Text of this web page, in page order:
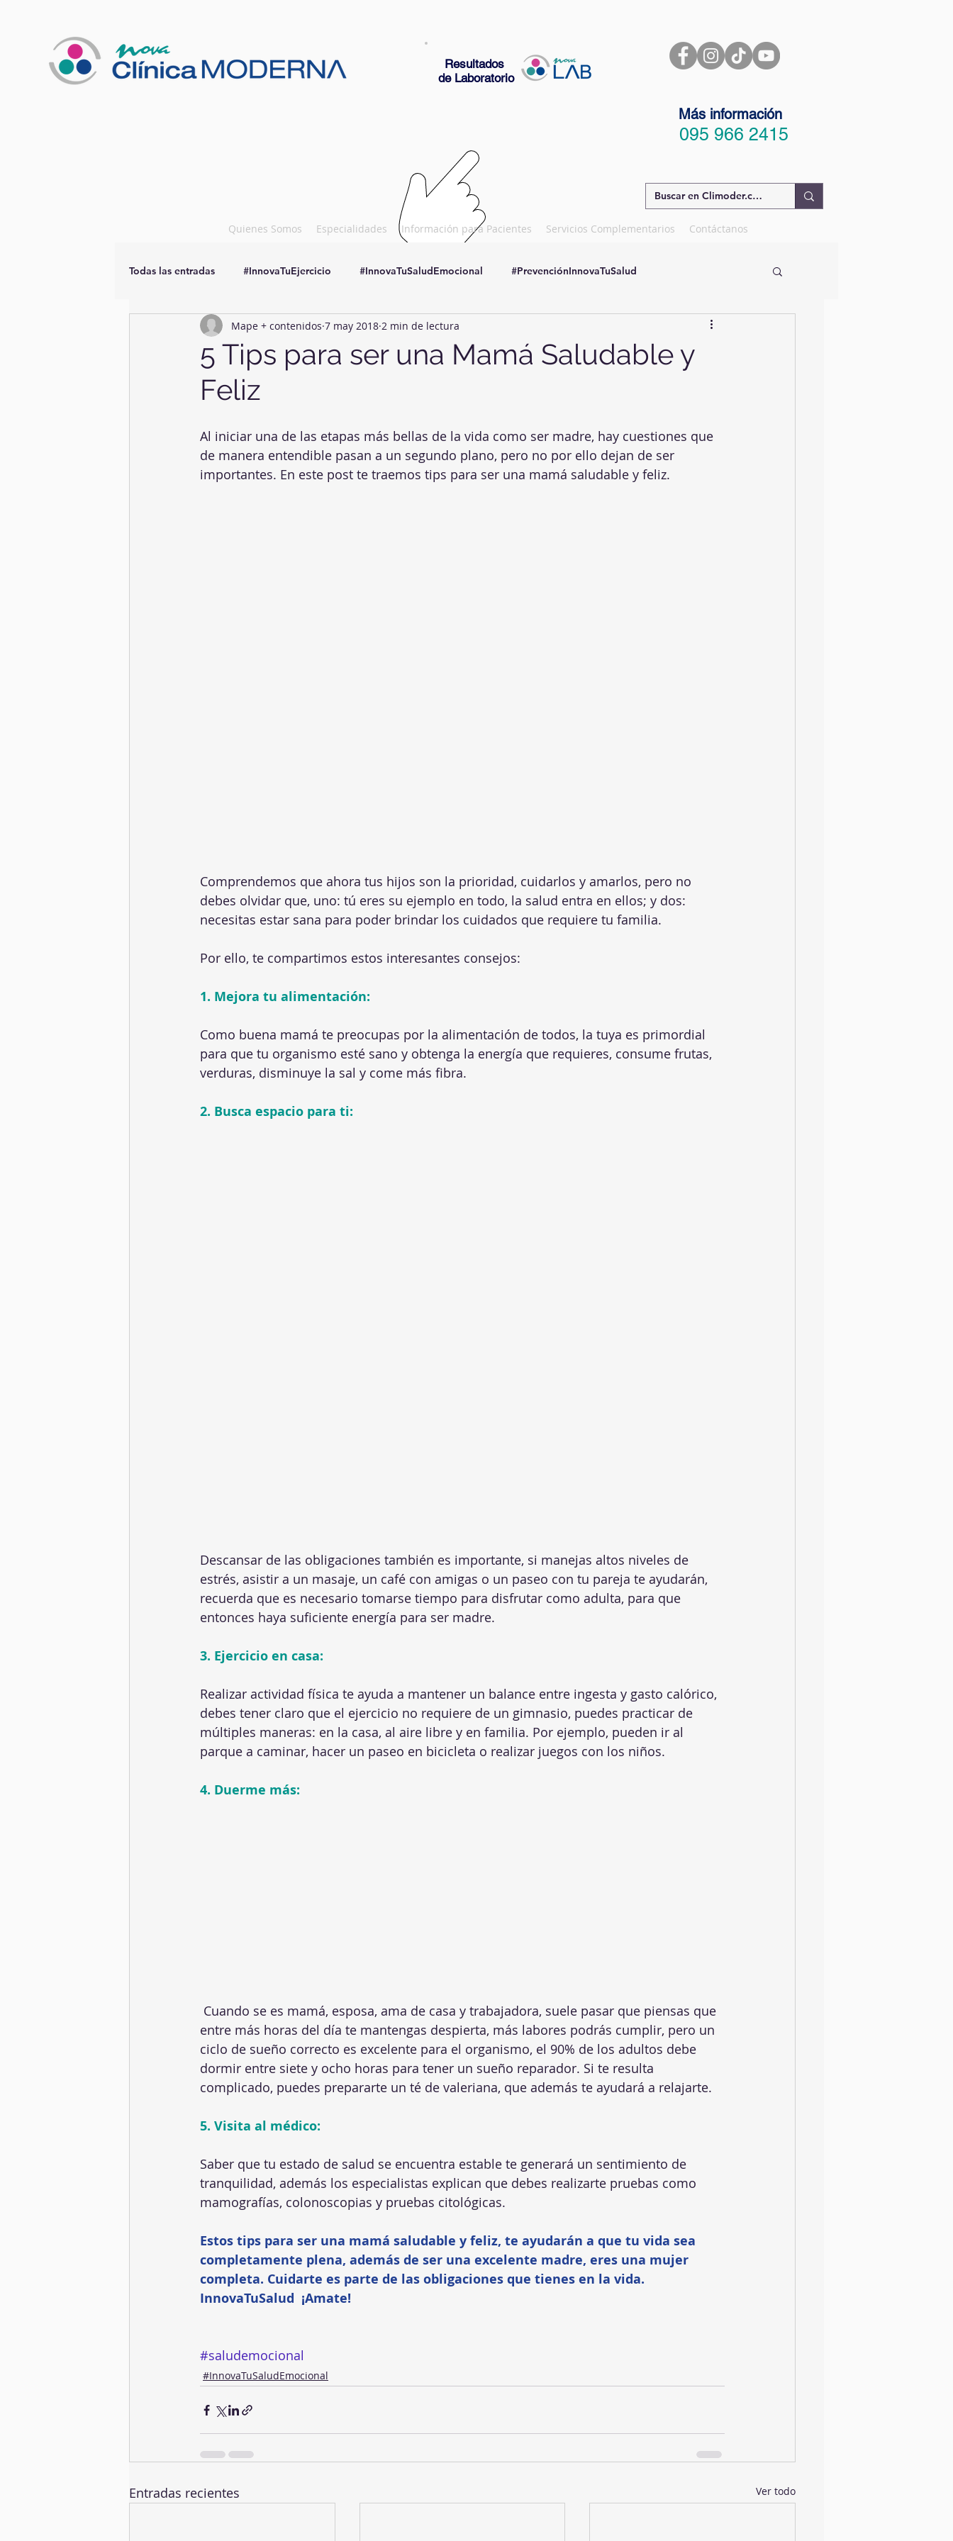
Resultados
de Laboratorio
095 966 2415
Más información
Quienes Somos Especialidades Información para Pacientes Servicios Complementarios Contáctanos
Todas las entradas #InnovaTuEjercicio #InnovaTuSaludEmocional #PrevenciónInnovaTuSalud
#InnovaTuAlimentación Tu comunidad Consejos para bloguear
5 Tips para ser una Mamá Saludable y
Feliz
Mape + contenidos 7 may 2018 2 min de lectura
Al iniciar una de las etapas más bellas de la vida como ser madre, hay cuestiones que
de manera entendible pasan a un segundo plano, pero no por ello dejan de ser
importantes. En este post te traemos tips para ser una mamá saludable y feliz.
Comprendemos que ahora tus hijos son la prioridad, cuidarlos y amarlos, pero no
debes olvidar que, uno: tú eres su ejemplo en todo, la salud entra en ellos; y dos:
necesitas estar sana para poder brindar los cuidados que requiere tu familia.
Por ello, te compartimos estos interesantes consejos:
1. Mejora tu alimentación:
Como buena mamá te preocupas por la alimentación de todos, la tuya es primordial
para que tu organismo esté sano y obtenga la energía que requieres, consume frutas,
verduras, disminuye la sal y come más fibra.
2. Busca espacio para ti:
Descansar de las obligaciones también es importante, si manejas altos niveles de
estrés, asistir a un masaje, un café con amigas o un paseo con tu pareja te ayudarán,
recuerda que es necesario tomarse tiempo para disfrutar como adulta, para que
entonces haya suficiente energía para ser madre.
3. Ejercicio en casa:
Realizar actividad física te ayuda a mantener un balance entre ingesta y gasto calórico,
debes tener claro que el ejercicio no requiere de un gimnasio, puedes practicar de
múltiples maneras: en la casa, al aire libre y en familia. Por ejemplo, pueden ir al
parque a caminar, hacer un paseo en bicicleta o realizar juegos con los niños.
4. Duerme más:
entre más horas del día te mantengas despierta, más labores podrás cumplir, pero un
ciclo de sueño correcto es excelente para el organismo, el 90% de los adultos debe
dormir entre siete y ocho horas para tener un sueño reparador. Si te resulta
complicado, puedes prepararte un té de valeriana, que además te ayudará a relajarte.
5. Visita al médico:
Saber que tu estado de salud se encuentra estable te generará un sentimiento de
tranquilidad, además los especialistas explican que debes realizarte pruebas como
mamografías, colonoscopias y pruebas citológicas.
Estos tips para ser una mamá saludable y feliz, te ayudarán a que tu vida sea
completamente plena, además de ser una excelente madre, eres una mujer
completa. Cuidarte es parte de las obligaciones que tienes en la vida.
InnovaTuSalud  ¡Amate!
#saludemocional
#InnovaTuSaludEmocional
Entradas recientes Ver todo